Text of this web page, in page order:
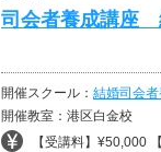
司会者養成講座
開催スクール： 結婚司会
開催教室：港区白金校
【受講料】¥50,000